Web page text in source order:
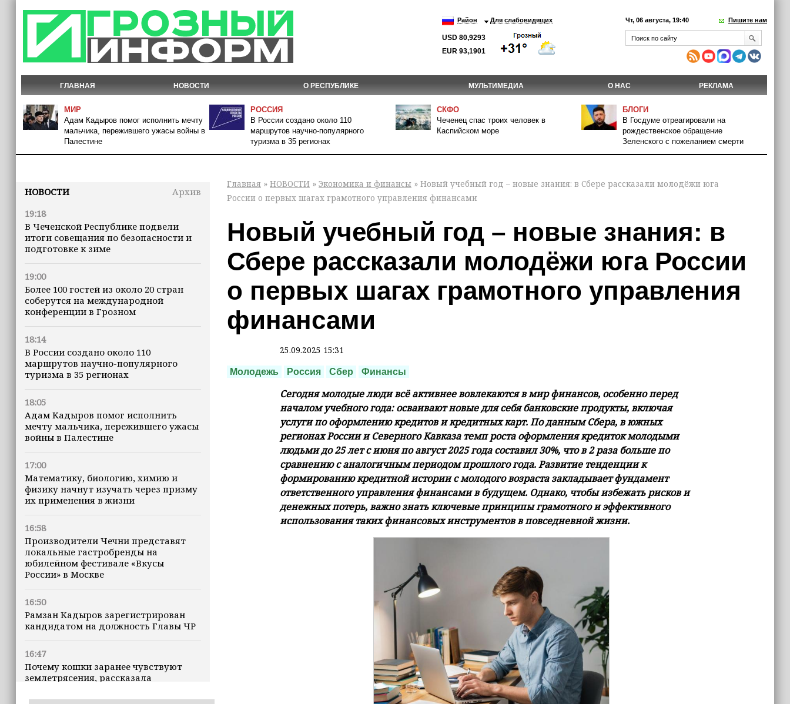
Район Для слабовидящих
USD 80,9293
EUR 93,1901
Чт, 06 августа, 19:40 Пишите нам
ГЛАВНАЯ НОВОСТИ О РЕСПУБЛИКЕ МУЛЬТИМЕДИА О НАС РЕКЛАМА
МИР
Адам Кадыров помог исполнить мечту
мальчика, пережившего ужасы войны в
Палестине
РОССИЯ
В России создано около 110
маршрутов научно-популярного
туризма в 35 регионах
СКФО
Чеченец спас троих человек в
Каспийском море
БЛОГИ
В Госдуме отреагировали на
рождественское обращение
Зеленского с пожеланием смерти
НОВОСТИ
Архив
19:18
В Чеченской Республике подвели
итоги совещания по безопасности и
подготовке к зиме
19:00
Более 100 гостей из около 20 стран
соберутся на международной
конференции в Грозном
18:14
В России создано около 110
маршрутов научно-популярного
туризма в 35 регионах
18:05
Адам Кадыров помог исполнить
мечту мальчика, пережившего ужасы
войны в Палестине
17:00
Математику, биологию, химию и
физику начнут изучать через призму
их применения в жизни
16:58
Производители Чечни представят
локальные гастробренды на
юбилейном фестивале «Вкусы
России» в Москве
16:50
Рамзан Кадыров зарегистрирован
кандидатом на должность Главы ЧР
16:47
Почему кошки заранее чувствуют
землетрясения, рассказала
Главная » НОВОСТИ » Экономика и финансы » Новый учебный год – новые знания: в Сбере рассказали молодёжи юга
России о первых шагах грамотного управления финансами
Новый учебный год – новые знания: в
Сбере рассказали молодёжи юга России
о первых шагах грамотного управления
финансами
25.09.2025 15:31
Молодежь Россия Сбер Финансы
Сегодня молодые люди всё активнее вовлекаются в мир финансов, особенно перед
началом учебного года: осваивают новые для себя банковские продукты, включая
услуги по оформлению кредитов и кредитных карт. По данным Сбера, в южных
регионах России и Северного Кавказа темп роста оформления кредиток молодыми
людьми до 25 лет с июня по август 2025 года составил 30%, что в 2 раза больше по
сравнению с аналогичным периодом прошлого года. Развитие тенденции к
формированию кредитной истории с молодого возраста закладывает фундамент
ответственного управления финансами в будущем. Однако, чтобы избежать рисков и
денежных потерь, важно знать ключевые принципы грамотного и эффективного
использования таких финансовых инструментов в повседневной жизни.